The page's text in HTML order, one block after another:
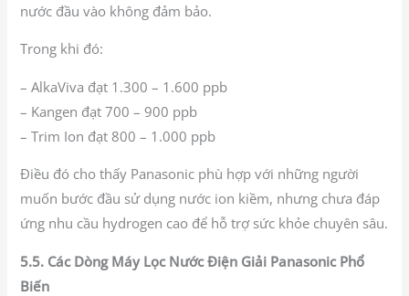
nước đầu vào không đảm bảo.
Trong khi đó:
– AlkaViva đạt 1.300 – 1.600 ppb
– Kangen đạt 700 – 900 ppb
– Trim Ion đạt 800 – 1.000 ppb
Điều đó cho thấy Panasonic phù hợp với những người
muốn bước đầu sử dụng nước ion kiềm, nhưng chưa đáp
ứng nhu cầu hydrogen cao để hỗ trợ sức khỏe chuyên sâu.
5.5. Các Dòng Máy Lọc Nước Điện Giải Panasonic Phổ
Biến